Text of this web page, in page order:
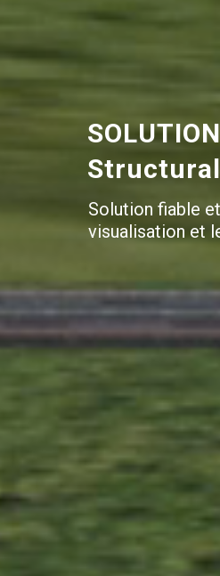
Solution fiable
visualisation et